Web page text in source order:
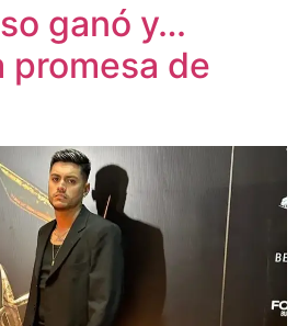
ganó y…
promesa de